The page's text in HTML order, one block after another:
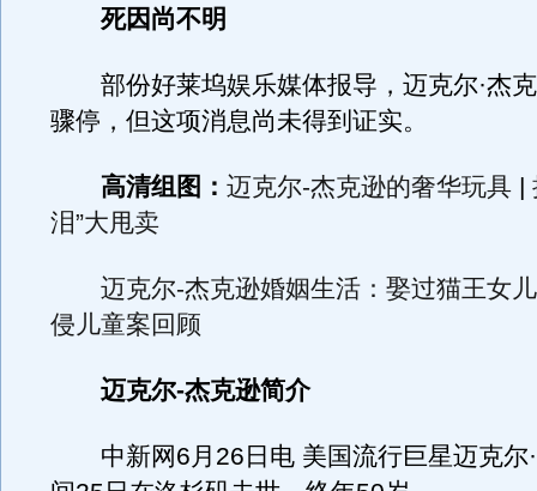
死因尚不明
部份好莱坞娱乐媒体报导，迈克尔·杰
骤停，但这项消息尚未得到证实。
高清组图： 迈克尔-杰克逊的奢华玩具|
泪”大甩卖
迈克尔-杰克逊婚姻生活：娶过猫王女
侵儿童案回顾
迈克尔-杰克逊简介
中新网6月26日电 美国流行巨星迈克尔·